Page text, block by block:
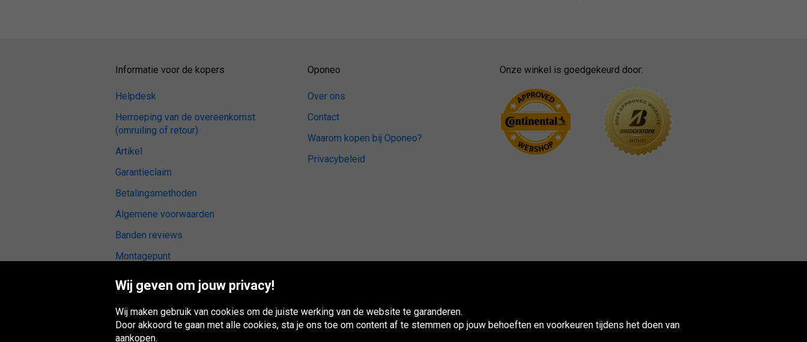
Informatie voor de kopers
Helpdesk
Herroeping van de overeenkomst
(omruiling of retour)
Artikel
Garantieclaim
Betalingsmethoden
Algemene voorwaarden
Banden reviews
Montagepunt
Digitale toegankelijkheid
Oponeo
Over ons
Contact
Waarom kopen bij Oponeo?
Privacybeleid
Onze winkel is goedgekeurd door:
Wij geven om jouw privacy!
Wij maken gebruik van cookies om de juiste werking van de website te garanderen.
Door akkoord te gaan met alle cookies, sta je ons toe om content af te stemmen op jouw behoeften en voorkeuren tijdens het doen van
aankopen.